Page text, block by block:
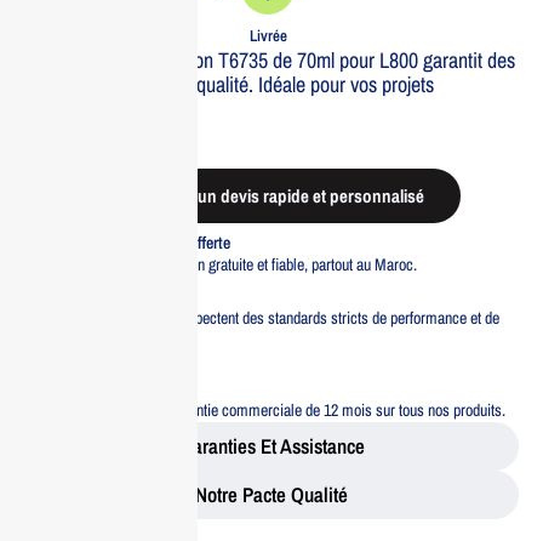
Livrée
L’encre cyan clair Epson T6735 de 70ml pour L800 garantit des
impressions de haute qualité. Idéale pour vos projets
Demander un devis rapide et personnalisé
Livraison standard offerte
Profitez d’une livraison gratuite et fiable, partout au Maroc.
Tous nos produits respectent des standards stricts de performance et de
Bénéficiez d’une garantie commerciale de 12 mois sur tous nos produits.
Garanties Et Assistance
Notre Pacte Qualité